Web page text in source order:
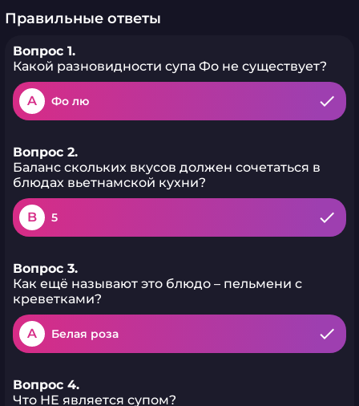
Правильные ответы
Вопрос 1.
Какой разновидности супа Фо не существует?
A Фо лю
Вопрос 2.
Баланс скольких вкусов должен сочетаться в
блюдах вьетнамской кухни?
B 5
Вопрос 3.
Как ещё называют это блюдо – пельмени с
креветками?
A Белая роза
Вопрос 4.
Что НЕ является супом?